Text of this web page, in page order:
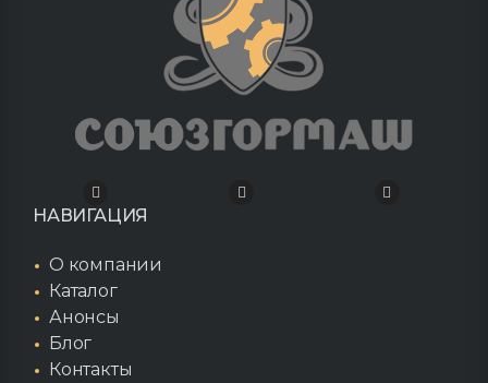
НАВИГАЦИЯ
О компании
Каталог
Анонсы
Блог
Контакты